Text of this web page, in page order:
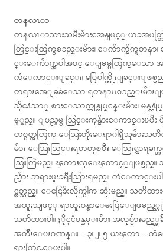
တနလၤာ
တနလၤာသားသမီးမ်ားအေနျဖင့္ ယခုအပတ္တ
တြင္းထြက္ပစၥည္းမ်ား၊ ေက်ာက္မ်က္ရတ
င္းေက်ာက္အပါအဝင္ ေျမမွထြက္ေသာ အ
ကံေကာင္းျခင္း၊ ပြေပါက္တိုးျခင္းျဖ
တရားအေျခခံေသာ ရတနာပစၥည္းမ်ား
သို႔ေသာ္ စားေသာက္ကုန္လုပ္ငန္းမ်ား၊ မုန
မ့္မည္။ ျပည္ပမွ သြင္းကုန္မ်ားေကာင္းၿပီး ပို
တစ္ပတ္အတြက္ ေသြးတိုးေရာဂါရွိသူမ်ားသတိထ
မ်ား ေသြးသြင္းရတတ္ၿပီး ေသြးရွာရခ
သြးကြဲမည္။ ၾကားလူေၾကာင့္ျဖစ္မည္။
ည္မ်ား ဘုရားဖူးခရီးသြားရမည္။ ကံေကာင္း
င္တတ္သည္။ ေငြေခ်းလိုက္ပါက ဆုံးမည္။ သတိထား
အထူးသျဖင့္ ရာထူးဝန္စာေမးပြဲေျဖမည့္သူ
သတိထားပါ။ ႏိုင္ငံဝန္ထမ္းမ်ား အလုပ္မ်ားမည့္အ
အက်ိဳးေပးဂဏန္း – ၃၊ ၂၊ ၅ ယၾတာ – ကံ